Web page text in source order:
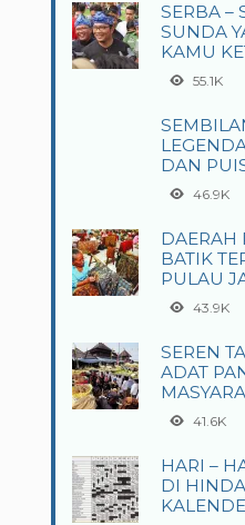
SERBA –
SUNDA
KAMU
55.1K
DAN
46.9K
DAERAH
BATIK
PULAU
43.9K
SEREN
ADAT
41.6K
HARI –
DI